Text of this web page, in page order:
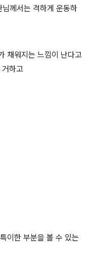
께서는 격하게 운동하
채워지는 느낌이 난다고
거하고
이한 부분을 볼 수 있는